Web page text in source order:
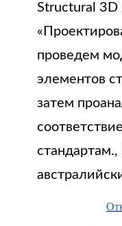
Structural 3D
проведем
элементов
затем